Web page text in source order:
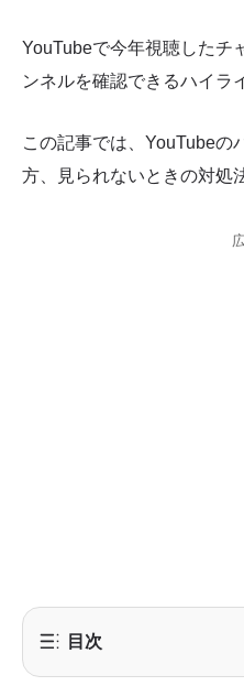
YouTubeで今年視聴したチ
ンネルを確認できるハイラ
この記事では、YouTubeの
方、見られないときの対処
目次